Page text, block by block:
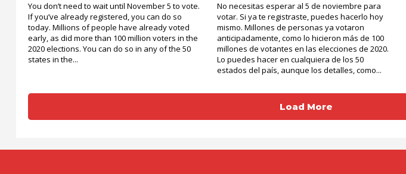
You don’t need to wait until November 5 to vote.
If you’ve already registered, you can do so
today. Millions of people have already voted
early, as did more than 100 million voters in the
2020 elections. You can do so in any of the 50
states in the...
No necesitas esperar al 5 de noviembre para
votar. Si ya te registraste, puedes hacerlo hoy
mismo. Millones de personas ya votaron
anticipadamente, como lo hicieron más de 100
millones de votantes en las elecciones de 2020.
Lo puedes hacer en cualquiera de los 50
estados del país, aunque los detalles, como...
Load More